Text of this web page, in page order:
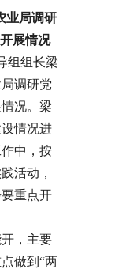
业局调研
展情况
组组长梁
调研党
况。梁
情况进
中，按
活动，
重点开
，主要
做到“两